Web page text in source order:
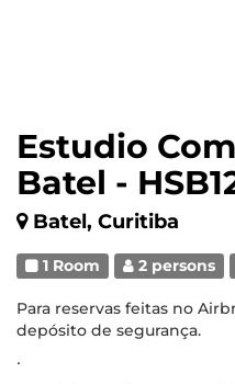
Estudio
Batel -
Batel, Curitiba
1 Room 2 persons
Para reservas feitas no
depósito de segurança.
∙